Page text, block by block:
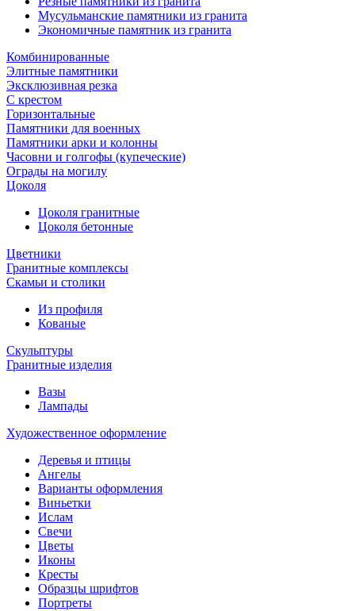
Мусульманские памятники из гранита
Экономичные памятник из гранита
Комбинированные
Элитные памятники
Эксклюзивная резка
С крестом
Горизонтальные
Памятники для военных
Памятники арки и колонны
Часовни и голгофы (купеческие)
Ограды на могилу
Цоколя
Цоколя гранитные
Цоколя бетонные
Цветники
Гранитные комплексы
Cкамьи и столики
Из профиля
Кованые
Скульптуры
Гранитные изделия
Вазы
Лампады
Художественное оформление
Деревья и птицы
Ангелы
Варианты оформления
Виньетки
Ислам
Свечи
Цветы
Иконы
Кресты
Образцы шрифтов
Портреты